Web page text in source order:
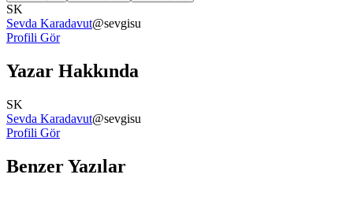
SK
Sevda Karadavut@sevgisu
Profili Gör
Yazar Hakkında
SK
Sevda Karadavut@sevgisu
Profili Gör
Benzer Yazılar